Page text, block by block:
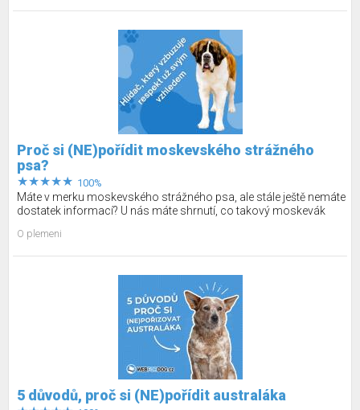
Proč si (NE)pořídit moskevského strážného
psa?
100%
Máte v merku moskevského strážného psa, ale stále ještě nemáte
dostatek informací? U nás máte shrnutí, co takový moskevák
O plemeni
5 důvodů, proč si (NE)pořídit australáka